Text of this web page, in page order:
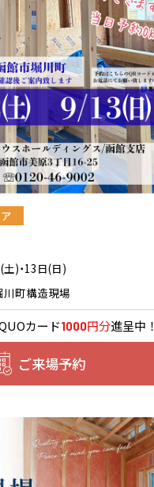
)・13日(日)
川町構造現場
カード1000円分進呈中！
ご来場予約